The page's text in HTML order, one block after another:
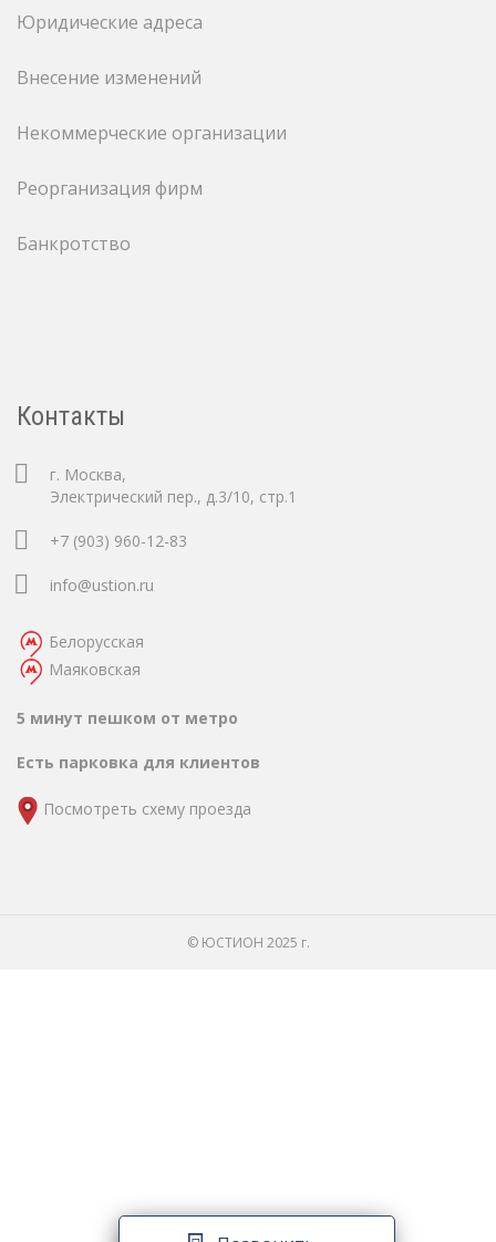
Юридические адреса
Внесение изменений
Некоммерческие организации
Реорганизация фирм
Банкротство
Контакты
г. Москва,
Электрический пер., д.3/10, стр.1
+7 (903) 960-12-83
info@ustion.ru
Белорусская
Маяковская
5 минут пешком от метро
Есть парковка для клиентов
Посмотреть схему проезда
© ЮСТИОН 2025 г.